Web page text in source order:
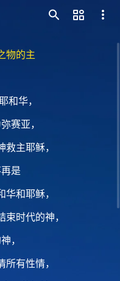
物的主
和华，
赛亚，
主耶稣，
是
和耶稣，
时代的神，
，
有性情，